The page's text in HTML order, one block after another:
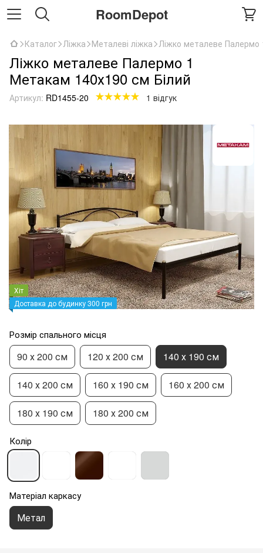
RoomDepot
Каталог Ліжка Металеві ліжка Ліжко металеве
Ліжко металеве Палермо 1
Метакам 140х190 см Білий
Артикул: RD1455-20 1 відгук
Хіт
Доставка до будинку 300 грн
Розмір спального місця
90 х 200 см 120 х 200 см 140 х 190 см
140 х 200 см 160 х 190 см 160 х 200 см
180 х 190 см 180 х 200 см
Колір
Матеріал каркасу
Метал